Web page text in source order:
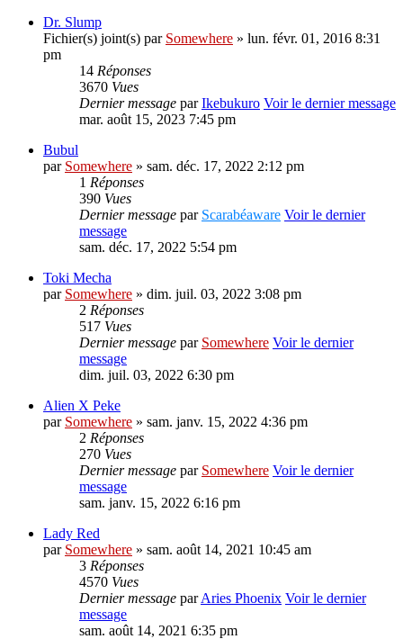
Dr. Slump
Fichier(s) joint(s) par Somewhere » lun. févr. 01, 2016 8:31
pm
14 Réponses
3670 Vues
Dernier message parIkebukuro Voir le dernier message
mar. août 15, 2023 7:45 pm
Bubul
par Somewhere » sam. déc. 17, 2022 2:12 pm
1 Réponses
390 Vues
Dernier message par Scarabéaware Voir le dernier
message
sam. déc. 17, 2022 5:54 pm
Toki Mecha
par Somewhere » dim. juil. 03, 2022 3:08 pm
2 Réponses
517 Vues
Dernier message par Somewhere Voir le dernier
message
dim. juil. 03, 2022 6:30 pm
Alien X Peke
par Somewhere » sam. janv. 15, 2022 4:36 pm
2 Réponses
270 Vues
Dernier message par Somewhere Voir le dernier
message
sam. janv. 15, 2022 6:16 pm
Lady Red
par Somewhere » sam. août 14, 2021 10:45 am
3 Réponses
4570 Vues
Dernier message parAries Phoenix Voir le dernier
message
sam. août 14, 2021 6:35 pm